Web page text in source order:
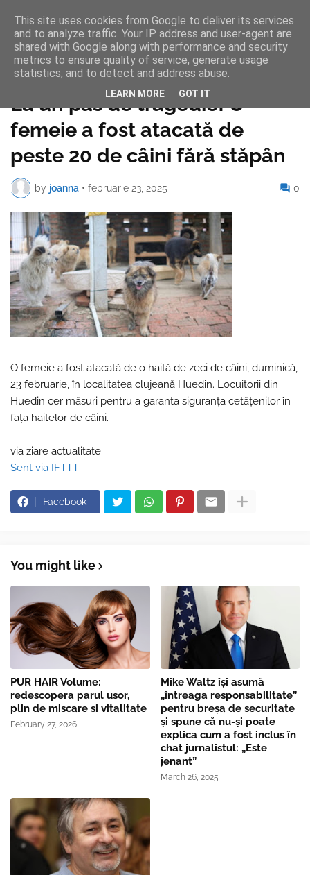
Pagina de pornire
La un pas de tragedie! O
femeie a fost atacată de
peste 20 de câini fără stăpân
by joanna • februarie 23, 2025 0
O femeie a fost atacată de o haită de zeci de câini, duminică,
23 februarie, în localitatea clujeană Huedin. Locuitorii din
Huedin cer măsuri pentru a garanta siguranța cetățenilor în
fața haitelor de câini.
via ziare actualitate
Sent via IFTTT
Facebook
You might like
PUR HAIR Volume:
redescopera parul usor,
plin de miscare si vitalitate
February 27, 2026
Mike Waltz îşi asumă
„întreaga responsabilitate”
pentru breşa de securitate
și spune că nu-și poate
explica cum a fost inclus în
chat jurnalistul: „Este
jenant”
March 26, 2025
This site uses cookies from Google to deliver its services
and to analyze traffic. Your IP address and user-agent are
shared with Google along with performance and security
metrics to ensure quality of service, generate usage
statistics, and to detect and address abuse.
LEARN MORE GOT IT